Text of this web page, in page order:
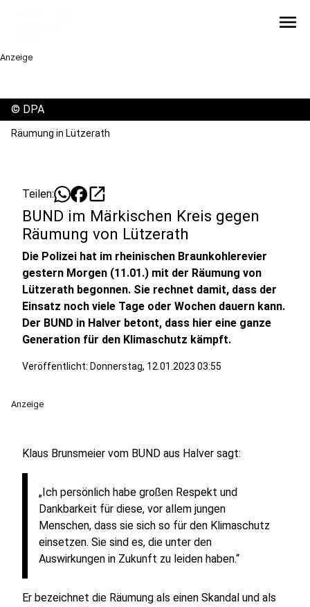
menu
Anzeige
© DPA
Räumung in Lützerath
Teilen: open_in_new
BUND im Märkischen Kreis gegen
Räumung von Lützerath
Die Polizei hat im rheinischen Braunkohlerevier
gestern Morgen (11.01.) mit der Räumung von
Lützerath begonnen. Sie rechnet damit, dass der
Einsatz noch viele Tage oder Wochen dauern kann.
Der BUND in Halver betont, dass hier eine ganze
Generation für den Klimaschutz kämpft.
Veröffentlicht: Donnerstag, 12.01.2023 03:55
Anzeige
Klaus Brunsmeier vom BUND aus Halver sagt:
„Ich persönlich habe großen Respekt und
Dankbarkeit für diese, vor allem jungen
Menschen, dass sie sich so für den Klimaschutz
einsetzen. Sie sind es, die unter den
Auswirkungen in Zukunft zu leiden haben.“
Er bezeichnet die Räumung als einen Skandal und als